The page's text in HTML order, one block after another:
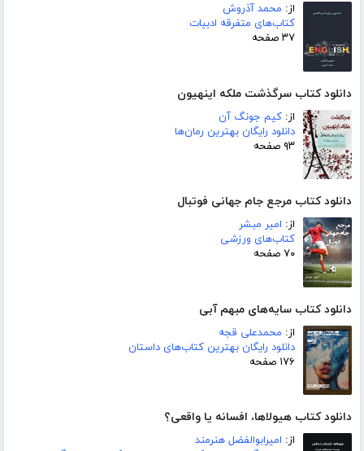
از: محمد آذروش
کتاب‌های متفرقه ادبیات
۳۷ صفحه
دانلود کتاب سرگذشت ملکه اینهیون
از: کیم جونگ آن
دانلود رایگان بهترین رمان‌ها
۹۳ صفحه
دانلود کتاب مرجع جام جهانی فوتبال
از: امیر مبشر
کتاب‌های ورزشی
۷۰ صفحه
دانلود کتاب سایه‌های مبهم آبی
از: محمدعلی قجه
دانلود رایگان بهترین کتاب‌های داستان
۱۷۶ صفحه
دانلود کتاب هیولاها، افسانه یا واقعی؟
از: امیرابوالفضل هنرمند